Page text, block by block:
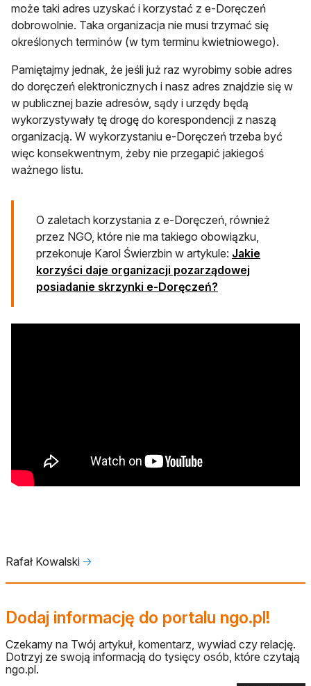
może taki adres uzyskać i korzystać z e-Doręczeń
dobrowolnie. Taka organizacja nie musi trzymać się
określonych terminów (w tym terminu kwietniowego).
Pamiętajmy jednak, że jeśli już raz wyrobimy sobie adres
do doręczeń elektronicznych i nasz adres znajdzie się w
w publicznej bazie adresów, sądy i urzędy będą
wykorzystywały tę drogę do korespondencji z naszą
organizacją. W wykorzystaniu e-Doręczeń trzeba być
więc konsekwentnym, żeby nie przegapić jakiegoś
ważnego listu.
O zaletach korzystania z e-Doręczeń, również
przez NGO, które nie ma takiego obowiązku,
przekonuje Karol Świerzbin w artykule: Jakie
korzyści daje organizacji pozarządowej
posiadanie skrzynki e-Doręczeń?
Rafał Kowalski 🡢
Dodaj informację do portalu ngo.pl!
Czekamy na Twój artykuł, komentarz, wywiad czy relację.
Dotrzyj ze swoją informacją do tysięcy osób, które czytają
ngo.pl.